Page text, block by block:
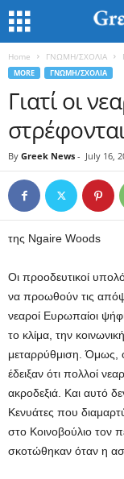
Home ΓΝΩΜΗ/ΣΧΟΛΙΑ
MORE ΓΝΩΜΗ/ΣΧΟΛΙΑ
Γιατί οι
By Greek News - July 16,
της Ngaire Woods
Οι προοδευτικοί
να προωθούν τις
νεαροί Ευρωπαίοι
το κλίμα, την
μεταρρύθμιση. Όμως,
έδειξαν ότι πολλοί
ακροδεξιά. Και αυτό
Κενυάτες που
στο Κοινοβούλιο τον
σκοτώθηκαν όταν η